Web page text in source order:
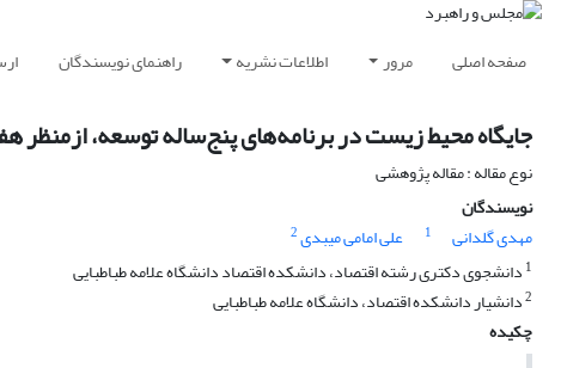
صفحه اصلی مرور اطلاعات نشریه راهنمای نویسندگان
جایگاه محیط زیست در برنامه‌های پنج‌ساله توسعه،
نوع مقاله : مقاله پژوهشی
نویسندگان
مهدی گلدانی
1 علی امامی میبدی2
1 دانشجوی دکتری رشته اقتصاد، دانشکده اقتصاد دانشگاه علامه طباطبایی
2دانشیار دانشکده اقتصاد، دانشگاه علامه طباطبایی
چکیده